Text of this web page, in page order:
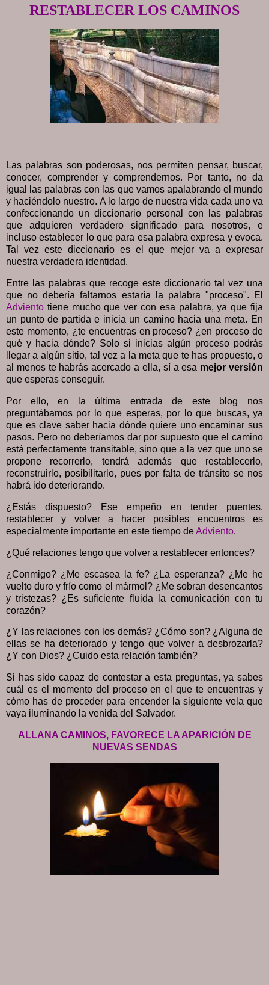
RESTABLECER LOS CAMINOS
Las palabras son poderosas, nos permiten pensar, buscar,
conocer, comprender y comprendernos. Por tanto, no da
igual las palabras con las que vamos apalabrando el mundo
y haciéndolo nuestro. A lo largo de nuestra vida cada uno va
confeccionando un diccionario personal con las palabras
que adquieren verdadero significado para nosotros, e
incluso establecer lo que para esa palabra expresa y evoca.
Tal vez este diccionario es el que mejor va a expresar
nuestra verdadera identidad.
Entre las palabras que recoge este diccionario tal vez una
que no debería faltarnos estaría la palabra "proceso". El
Adviento tiene mucho que ver con esa palabra, ya que fija
un punto de partida e inicia un camino hacia una meta. En
este momento, ¿te encuentras en proceso? ¿en proceso de
qué y hacia dónde? Solo si inicias algún proceso podrás
llegar a algún sitio, tal vez a la meta que te has propuesto, o
al menos te habrás acercado a ella, sí a esa mejor versión
que esperas conseguir.
Por ello, en la última entrada de este blog nos
preguntábamos por lo que esperas, por lo que buscas, ya
que es clave saber hacia dónde quiere uno encaminar sus
pasos. Pero no deberíamos dar por supuesto que el camino
está perfectamente transitable, sino que a la vez que uno se
propone recorrerlo, tendrá además que restablecerlo,
reconstruirlo, posibilitarlo, pues por falta de tránsito se nos
habrá ido deteriorando.
¿Estás dispuesto? Ese empeño en tender puentes,
restablecer y volver a hacer posibles encuentros es
especialmente importante en este tiempo deAdviento.
¿Qué relaciones tengo que volver a restablecer entonces?
¿Conmigo? ¿Me escasea la fe? ¿La esperanza? ¿Me he
vuelto duro y frío como el mármol? ¿Me sobran desencantos
y tristezas? ¿Es suficiente fluida la comunicación con tu
corazón?
¿Y las relaciones con los demás? ¿Cómo son? ¿Alguna de
ellas se ha deteriorado y tengo que volver a desbrozarla?
¿Y con Dios? ¿Cuido esta relación también?
Si has sido capaz de contestar a esta preguntas, ya sabes
cuál es el momento del proceso en el que te encuentras y
cómo has de proceder para encender la siguiente vela que
vaya iluminando la venida del Salvador.
ALLANA CAMINOS, FAVORECE LA APARICIÓN DE
NUEVAS SENDAS